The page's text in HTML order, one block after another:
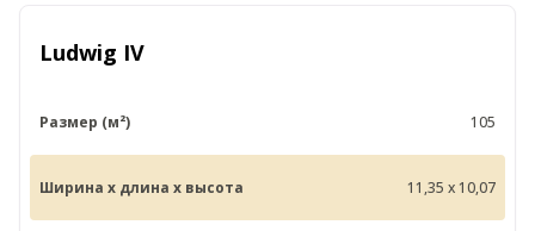
Ludwig IV
Размер (м²) 105
Ширина x длина x высота 11,35 x 10,07